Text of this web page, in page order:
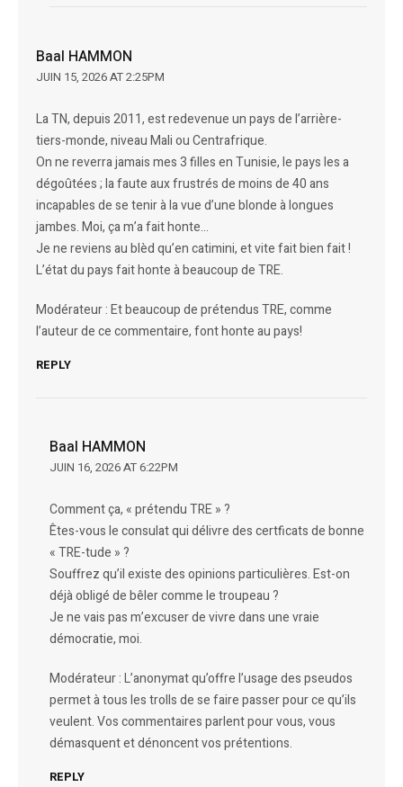
Baal HAMMON
JUIN 15, 2026 AT 2:25PM
La TN, depuis 2011, est redevenue un pays de l’arrière-
tiers-monde, niveau Mali ou Centrafrique.
On ne reverra jamais mes 3 filles en Tunisie, le pays les a
dégoûtées ; la faute aux frustrés de moins de 40 ans
incapables de se tenir à la vue d’une blonde à longues
jambes. Moi, ça m’a fait honte…
Je ne reviens au blèd qu’en catimini, et vite fait bien fait !
L’état du pays fait honte à beaucoup de TRE.
Modérateur : Et beaucoup de prétendus TRE, comme
l’auteur de ce commentaire, font honte au pays!
REPLY
Baal HAMMON
JUIN 16, 2026 AT 6:22PM
Comment ça, « prétendu TRE » ?
Êtes-vous le consulat qui délivre des certficats de bonne
« TRE-tude » ?
Souffrez qu’il existe des opinions particulières. Est-on
déjà obligé de bêler comme le troupeau ?
Je ne vais pas m’excuser de vivre dans une vraie
démocratie, moi.
Modérateur : L’anonymat qu’offre l’usage des pseudos
permet à tous les trolls de se faire passer pour ce qu’ils
veulent. Vos commentaires parlent pour vous, vous
démasquent et dénoncent vos prétentions.
REPLY